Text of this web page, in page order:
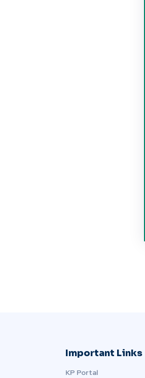
Important Links
KP Portal